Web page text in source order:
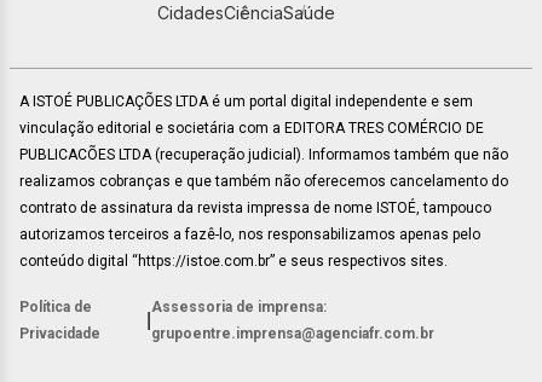
CidadesCiênciaSaúde
A ISTOÉ PUBLICAÇÕES LTDA é um portal digital independente e sem
vinculação editorial e societária com a EDITORA TRES COMÉRCIO DE
PUBLICACÕES LTDA (recuperação judicial). Informamos também que não
realizamos cobranças e que também não oferecemos cancelamento do
contrato de assinatura da revista impressa de nome ISTOÉ, tampouco
autorizamos terceiros a fazê-lo, nos responsabilizamos apenas pelo
conteúdo digital “https://istoe.com.br” e seus respectivos sites.
Política de
Privacidade
Assessoria de imprensa:
grupoentre.imprensa@agenciafr.com.br